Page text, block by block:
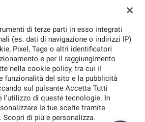
TORNA IN CIMA
Car Srl - P.IVA 01787240124 -Leggi
-Cookie Policy
di terze parti in esso integrati
(es. dati di navigazione o indirizzi IP)
Pixel, Tags o altri identificatori
e per il raggiungimento
nella cookie policy, tra cui il
funzionalità del sito e la pubblicità
sul pulsante Accetta Tutti
l'utilizzo di queste tecnologie. In
le tue scelte tramite
di più e personalizza.